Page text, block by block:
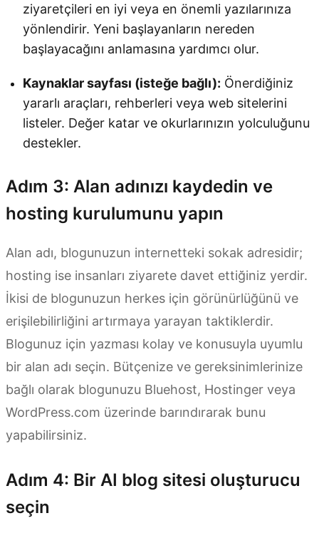
ziyaretçileri en iyi veya en önemli yazılarınıza
yönlendirir. Yeni başlayanların nereden
başlayacağını anlamasına yardımcı olur.
Kaynaklar sayfası (isteğe bağlı): Önerdiğiniz
yararlı araçları, rehberleri veya web sitelerini
listeler. Değer katar ve okurlarınızın yolculuğunu
destekler.
Adım 3: Alan adınızı kaydedin ve
hosting kurulumunu yapın
Alan adı, blogunuzun internetteki sokak adresidir;
hosting ise insanları ziyarete davet ettiğiniz yerdir.
İkisi de blogunuzun herkes için görünürlüğünü ve
erişilebilirliğini artırmaya yarayan taktiklerdir.
Blogunuz için yazması kolay ve konusuyla uyumlu
bir alan adı seçin. Bütçenize ve gereksinimlerinize
bağlı olarak blogunuzu Bluehost, Hostinger veya
WordPress.com üzerinde barındırarak bunu
yapabilirsiniz.
Adım 4: Bir AI blog sitesi oluşturucu
seçin